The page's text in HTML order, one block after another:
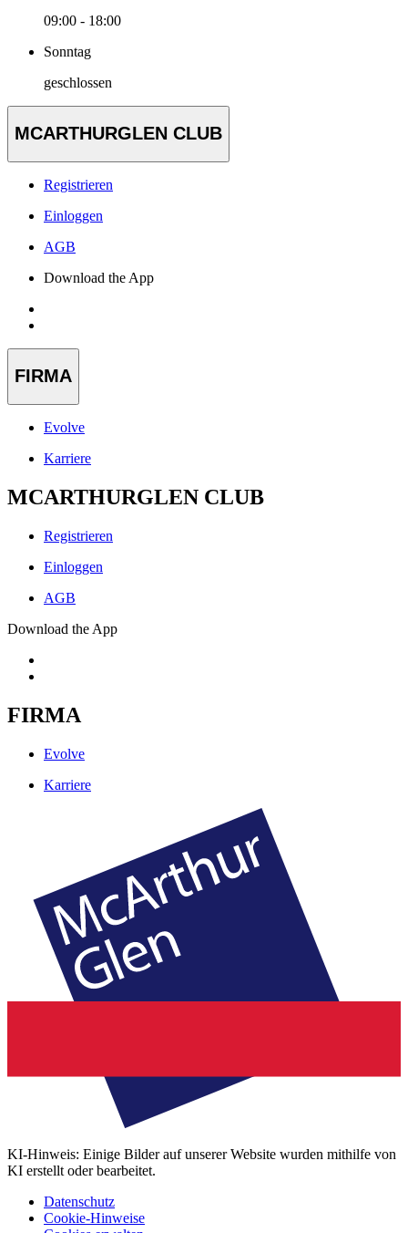
09:00 - 18:00
Sonntag
geschlossen
MCARTHURGLEN CLUB
Registrieren
Einloggen
AGB
Download the App
FIRMA
Evolve
Karriere
MCARTHURGLEN CLUB
Registrieren
Einloggen
AGB
Download the App
FIRMA
Evolve
Karriere
KI-Hinweis: Einige Bilder auf unserer Website wurden mithilfe von
KI erstellt oder bearbeitet.
Datenschutz
Cookie-Hinweise